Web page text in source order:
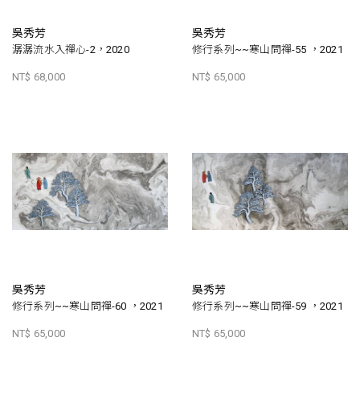
吳秀芳
潺潺流水入禪心-2，2020
NT$ 68,000
吳秀芳
修行系列~~寒山問禪-55 ，2021
NT$ 65,000
吳秀芳
修行系列~~寒山問禪-60 ，2021
NT$ 65,000
吳秀芳
修行系列~~寒山問禪-59 ，2021
NT$ 65,000